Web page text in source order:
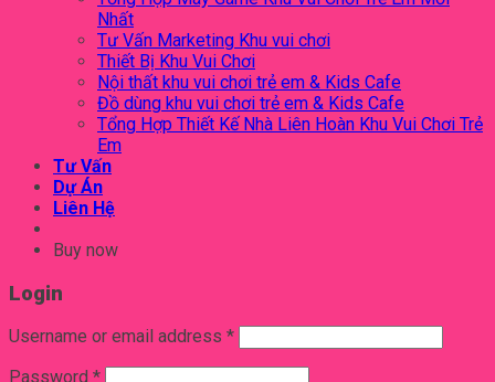
Nhất
Tư Vấn Marketing Khu vui chơi
Thiết Bị Khu Vui Chơi
Nội thất khu vui chơi trẻ em & Kids Cafe
Đồ dùng khu vui chơi trẻ em & Kids Cafe
Tổng Hợp Thiết Kế Nhà Liên Hoàn Khu Vui Chơi Trẻ
Em
Tư Vấn
Dự Án
Liên Hệ
Buy now
Login
Username or email address *
Password *